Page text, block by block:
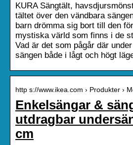
KURA Sängtält,
tältet över den vändbara
barn drömma sig bort till den
mystiska värld som finns i de
Vad är det som pågår där
sängen både i lågt och högt
http s://www.ikea.com › Produkter ›
Enkelsängar &
utdragbar
cm